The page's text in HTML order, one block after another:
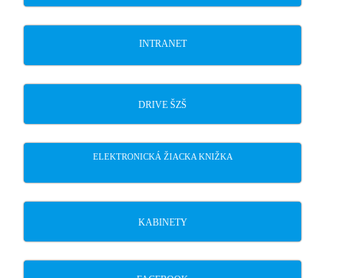
INTRANET
DRIVE ŠZŠ
ELEKTRONICKÁ ŽIACKA KNIŽKA
KABINETY